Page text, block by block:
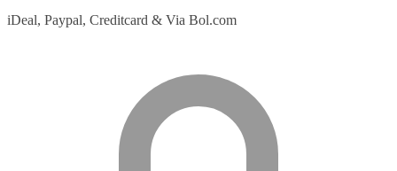
iDeal, Paypal, Creditcard & Via Bol.com